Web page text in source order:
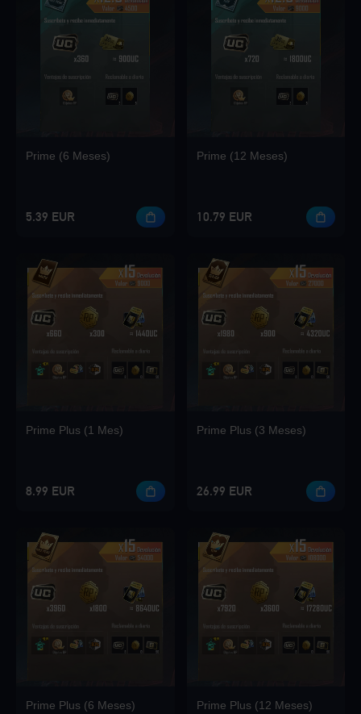
Loading...
Loading...
Loading...
Loading...
Loading...
Prime (6 Meses)
5.39 EUR
Prime (12 Meses)
10.79 EUR
Prime Plus (1 Mes)
8.99 EUR
Prime Plus (3 Meses)
26.99 EUR
Prime Plus (6 Meses) Prime Plus (12 Meses)